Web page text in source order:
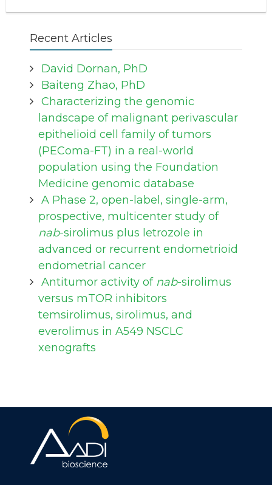
Recent Articles
David Dornan, PhD
Baiteng Zhao, PhD
Characterizing the genomic
landscape of malignant perivascular
epithelioid cell family of tumors
(PEComa-FT) in a real-world
population using the Foundation
Medicine genomic database
A Phase 2, open-label, single-arm,
prospective, multicenter study of
nab-sirolimus plus letrozole in
advanced or recurrent endometrioid
endometrial cancer
Antitumor activity of nab-sirolimus
versus mTOR inhibitors
temsirolimus, sirolimus, and
everolimus in A549 NSCLC
xenografts